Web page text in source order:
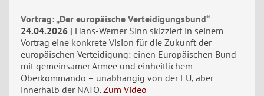
Vortrag: „Der europäische Verteidigungsbund“
24.04.2026
Hans-Werner Sinn skizziert in seinem
Vortrag eine konkrete Vision für die Zukunft der
europäischen Verteidigung: einen Europäischen Bund
mit gemeinsamer Armee und einheitlichem
Oberkommando – unabhängig von der EU, aber
innerhalb der NATO. Zum Video